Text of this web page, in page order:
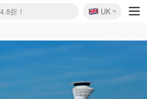
促！个位数！
折！
萨5折！
🇬🇧
UK